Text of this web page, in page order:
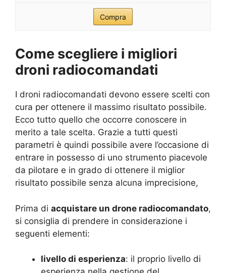
Compra
Come scegliere i migliori
droni radiocomandati
I droni radiocomandati devono essere scelti con
cura per ottenere il massimo risultato possibile.
Ecco tutto quello che occorre conoscere in
merito a tale scelta. Grazie a tutti questi
parametri è quindi possibile avere l’occasione di
entrare in possesso di uno strumento piacevole
da pilotare e in grado di ottenere il miglior
risultato possibile senza alcuna imprecisione,
Prima di acquistare un drone radiocomandato,
si consiglia di prendere in considerazione i
seguenti elementi:
livello di esperienza: il proprio livello di